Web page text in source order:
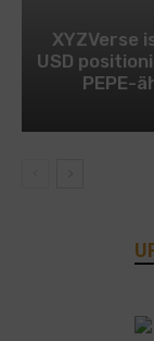
XYZVerse
USD
PEPE-